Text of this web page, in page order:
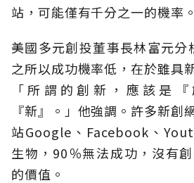
站，可能僅有千分之一的機率。
美國多元創投董事長林富元
之所以成功機率低，在於雖具
「所謂的創新，應該是
『新』。」他強調。許多新創
站Google、Facebook、
生物，90％無法成功，沒有
的價值。